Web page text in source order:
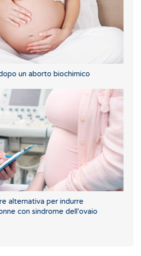
un aborto biochimico
alternativa per indurre
con sindrome dell'ovaio